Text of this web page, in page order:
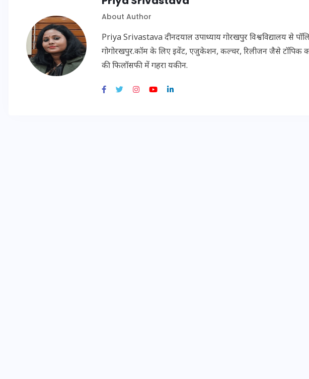
About Author
Priya Srivastava दीनदयाल उपाध्याय गोरखपुर विश्वविद्यालय से
गोगोरखपुर.कॉम के लिए इवेंट, एजुकेशन, कल्चर, रिलीजन जैसे टॉपिक
की फिलॉसफी में गहरा यकीन.
24 अगस्त 2025